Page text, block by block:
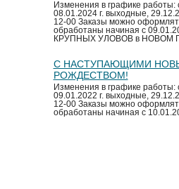
Изменения в графике работы:
08.01.2024 г. выходные,
12-00 Заказы можно
обработаны начиная с
КРУПНЫХ УЛОВОВ в НОВОМ
С НАСТУПАЮЩИМИ
РОЖДЕСТВОМ!
Изменения в графике работы:
09.01.2022 г. выходные,
12-00 Заказы можно
обработаны начиная с